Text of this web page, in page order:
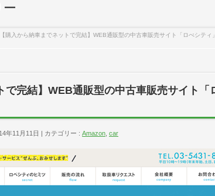
【購入から納車までネットで完結】WEB通販型の中古車販売サイト「ロぺシティ
で完結】WEB通販型の中古車販売サイト「
年11月11日 カテゴリー : Amazon car